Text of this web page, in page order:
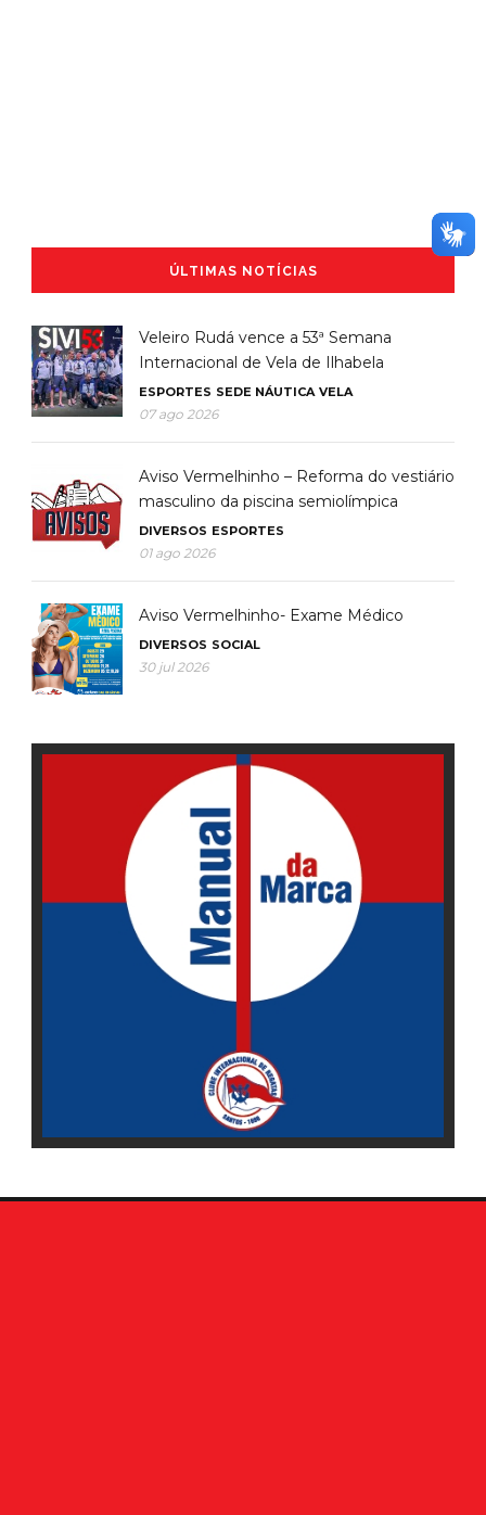
ÚLTIMAS NOTÍCIAS
Veleiro Rudá vence a 53ª Semana
Internacional de Vela de Ilhabela
ESPORTES SEDE NÁUTICA VELA
07 ago 2026
Aviso Vermelhinho – Reforma do vestiário
masculino da piscina semiolímpica
DIVERSOS ESPORTES
01 ago 2026
Aviso Vermelhinho- Exame Médico
DIVERSOS SOCIAL
30 jul 2026